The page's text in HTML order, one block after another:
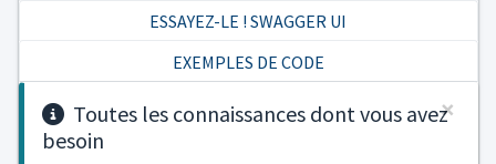
ESSAYEZ-LE ! SWAGGER UI
EXEMPLES DE CODE
×
Toutes les connaissances dont vous avez
besoin